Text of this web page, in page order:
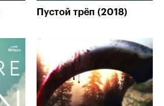
Пустой трёп (2018)